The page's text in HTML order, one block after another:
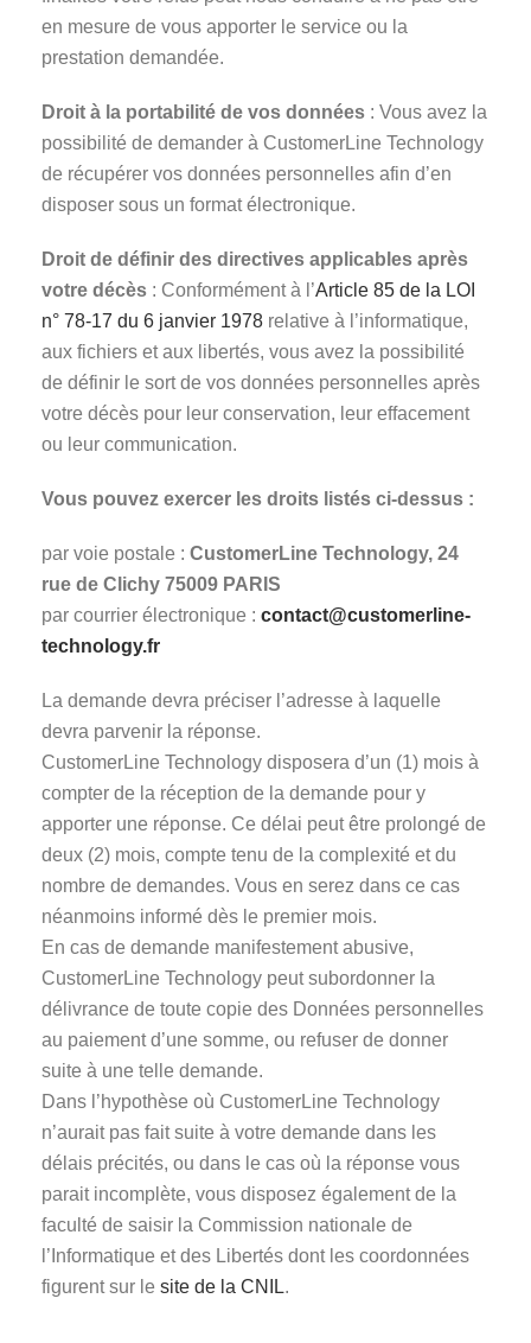
en mesure de vous apporter le service ou la
prestation demandée.
Droit à la portabilité de vos données : Vous avez la
possibilité de demander à CustomerLine Technology
de récupérer vos données personnelles afin d’en
disposer sous un format électronique.
Droit de définir des directives applicables après
votre décès : Conformément à l’Article 85 de la LOI
n° 78-17 du 6 janvier 1978 relative à l’informatique,
aux fichiers et aux libertés, vous avez la possibilité
de définir le sort de vos données personnelles après
votre décès pour leur conservation, leur effacement
ou leur communication.
Vous pouvez exercer les droits listés ci-dessus :
par voie postale : CustomerLine Technology, 24
rue de Clichy 75009 PARIS
par courrier électronique : contact@customerline-
technology.fr
La demande devra préciser l’adresse à laquelle
devra parvenir la réponse.
CustomerLine Technology disposera d’un (1) mois à
compter de la réception de la demande pour y
apporter une réponse. Ce délai peut être prolongé de
deux (2) mois, compte tenu de la complexité et du
nombre de demandes. Vous en serez dans ce cas
néanmoins informé dès le premier mois.
En cas de demande manifestement abusive,
CustomerLine Technology peut subordonner la
délivrance de toute copie des Données personnelles
au paiement d’une somme, ou refuser de donner
suite à une telle demande.
Dans l’hypothèse où CustomerLine Technology
n’aurait pas fait suite à votre demande dans les
délais précités, ou dans le cas où la réponse vous
parait incomplète, vous disposez également de la
faculté de saisir la Commission nationale de
l’Informatique et des Libertés dont les coordonnées
figurent sur le site de la CNIL.